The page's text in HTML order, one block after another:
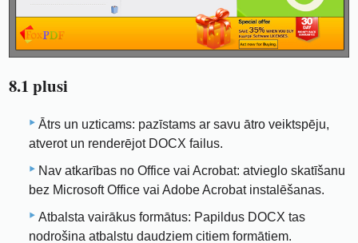
8.1 plusi
Ātrs un uzticams: pazīstams ar savu ātro veiktspēju,
atverot un renderējot DOCX failus.
Nav atkarības no Office vai Acrobat: atvieglo skatīšanu
bez Microsoft Office vai Adobe Acrobat instalēšanas.
Atbalsta vairākus formātus: Papildus DOCX tas
nodrošina atbalstu daudziem citiem formātiem.